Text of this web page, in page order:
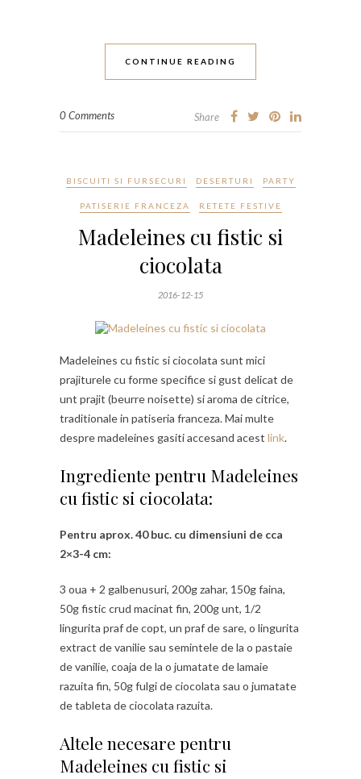
CONTINUE READING
0 Comments Share
BISCUITI SI FURSECURI DESERTURI PARTY
PATISERIE FRANCEZA RETETE FESTIVE
Madeleines cu fistic si
ciocolata
2016-12-15
Madeleines cu fistic si ciocolata sunt mici
prajiturele cu forme specifice si gust delicat de
unt prajit (beurre noisette) si aroma de citrice,
traditionale in patiseria franceza. Mai multe
despre madeleines gasiti accesand acest link.
Ingrediente pentru Madeleines
cu fistic si ciocolata:
Pentru aprox. 40 buc. cu dimensiuni de cca
2×3-4 cm:
3 oua + 2 galbenusuri, 200g zahar, 150g faina,
50g fistic crud macinat fin, 200g unt, 1/2
lingurita praf de copt, un praf de sare, o lingurita
extract de vanilie sau semintele de la o pastaie
de vanilie, coaja de la o jumatate de lamaie
razuita fin, 50g fulgi de ciocolata sau o jumatate
de tableta de ciocolata razuita.
Altele necesare pentru
Madeleines cu fistic si